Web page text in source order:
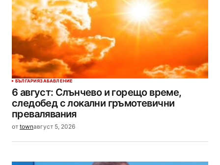
БЪЛГАРИЯЗАБАВЛЕНИЕ
6 август: Слънчево и горещо време,
следобед с локални гръмотевични
превалявания
от townавгуст 5, 2026